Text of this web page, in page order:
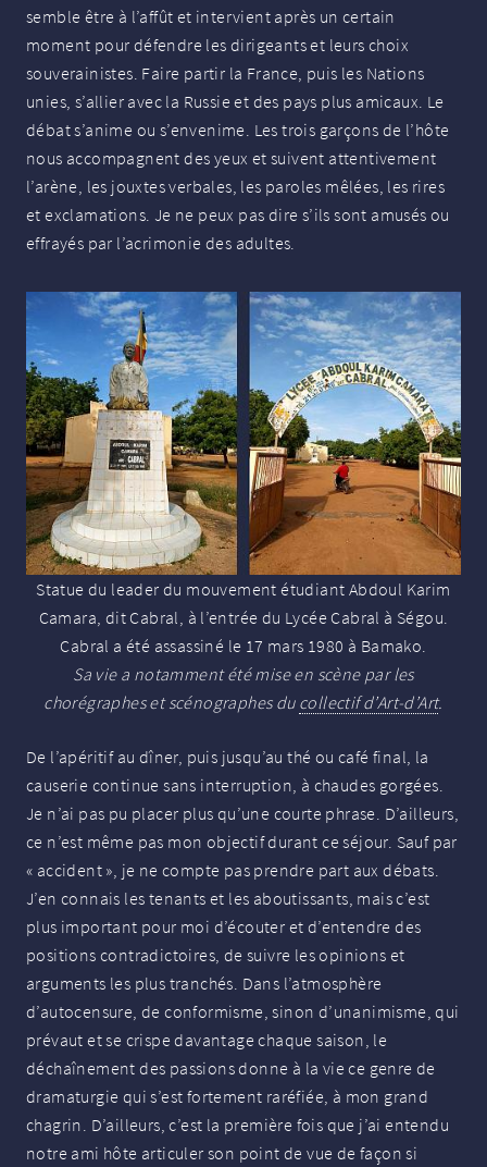
semble être à l’affût et intervient après un certain
moment pour défendre les dirigeants et leurs choix
souverainistes. Faire partir la France, puis les Nations
unies, s’allier avec la Russie et des pays plus amicaux. Le
débat s’anime ou s’envenime. Les trois garçons de l’hôte
nous accompagnent des yeux et suivent attentivement
l’arène, les jouxtes verbales, les paroles mêlées, les rires
et exclamations. Je ne peux pas dire s’ils sont amusés ou
effrayés par l’acrimonie des adultes.
Statue du leader du mouvement étudiant Abdoul Karim
Camara, dit Cabral, à l’entrée du Lycée Cabral à Ségou.
Cabral a été assassiné le 17 mars 1980 à Bamako.
Sa vie a notamment été mise en scène par les
chorégraphes et scénographes du collectif d’Art-d’Art.
De l’apéritif au dîner, puis jusqu’au thé ou café final, la
causerie continue sans interruption, à chaudes gorgées.
Je n’ai pas pu placer plus qu’une courte phrase. D’ailleurs,
ce n’est même pas mon objectif durant ce séjour. Sauf par
« accident », je ne compte pas prendre part aux débats.
J’en connais les tenants et les aboutissants, mais c’est
plus important pour moi d’écouter et d’entendre des
positions contradictoires, de suivre les opinions et
arguments les plus tranchés. Dans l’atmosphère
d’autocensure, de conformisme, sinon d’unanimisme, qui
prévaut et se crispe davantage chaque saison, le
déchaînement des passions donne à la vie ce genre de
dramaturgie qui s’est fortement raréfiée, à mon grand
chagrin. D’ailleurs, c’est la première fois que j’ai entendu
notre ami hôte articuler son point de vue de façon si